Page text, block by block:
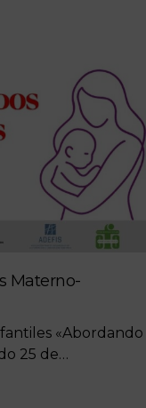
Materno-
«Abordando
25 de…